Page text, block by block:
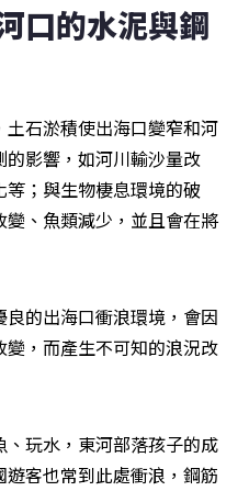
口的水泥與鋼
石淤積使出海口變窄和河
影響，如河川輸沙量改
；與生物棲息環境的破
、魚類減少，並且會在將
的出海口衝浪環境，會因
，而產生不可知的浪況改
玩水，東河部落孩子的成
客也常到此處衝浪，鋼筋